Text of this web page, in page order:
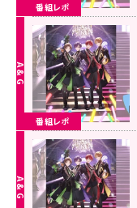
番組レポ
番組レポ